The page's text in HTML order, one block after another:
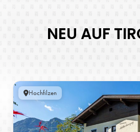
NEU AUF
Hochfilzen